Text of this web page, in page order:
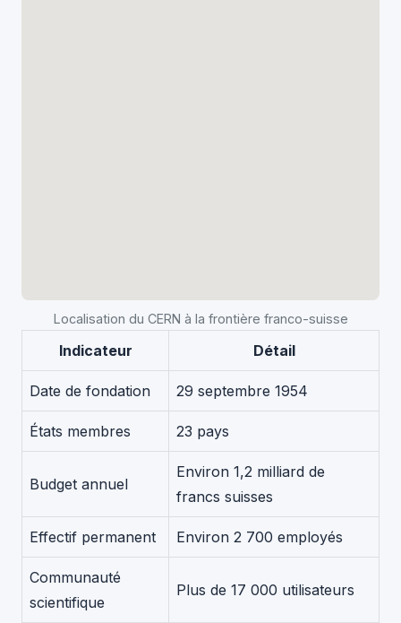
Localisation du CERN à la frontière franco-suisse
Indicateur Détail
Date de fondation 29 septembre 1954
États membres 23 pays
Budget annuel
Environ 1,2 milliard de
francs suisses
Effectif permanent Environ 2 700 employés
Communauté
scientifique
Plus de 17 000 utilisateurs